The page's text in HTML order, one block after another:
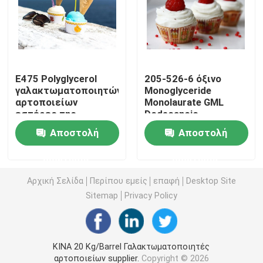
E471 γαλακτωματοποιητής τροφίμων
Φυσικοί γαλακτωματοποιητές τροφίμων
Αποσταγμένο Monoglyceride
Μονο και diglycerides
Monostearate γλυκερίνης
Γαλακτωματοποιητής βελτιωτών κέικ
E475 Polyglycerol
γαλακτωματοποιητών
αρτοποιείων
εστέρες της
κιτρινωπής σκόνης
λιπαρών οξέων PGE
Αποστολή
205-526-6 όξινο
Monoglyceride
Monolaurate GML
Dodecanoic
γλυκερίνης
γαλακτωματοποιητών
Bakey
Αποστολή
Αρχική Σελίδα Περίπου εμείς επαφή
Desktop Site
Sitemap
Privacy Policy
ΚΙΝΑ 20 Kg/Barrel Γαλακτωματοποιητές
αρτοποιείων supplier. Copyright © 2026